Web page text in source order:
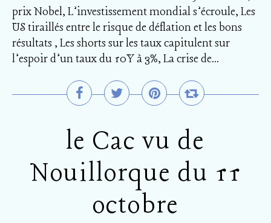
prix Nobel, L’investissement mondial s’écroule, Les
US tiraillés entre le risque de déflation et les bons
résultats , Les shorts sur les taux capitulent sur
l’espoir d’un taux du 10Y à 3%, La crise de...
le Cac vu de
Nouillorque du 11
octobre